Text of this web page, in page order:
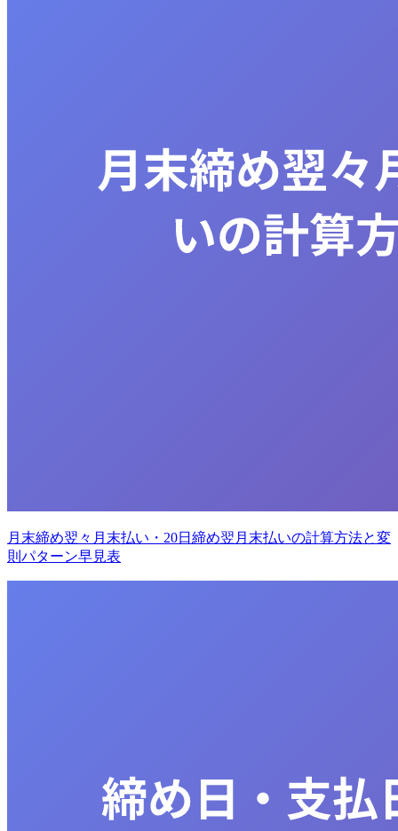
月末締め翌々月末払い・20日締め翌月末払いの計算方法と変
則パターン早見表